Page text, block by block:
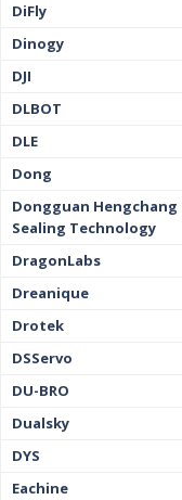
DiFly
Dinogy
DJI
DLBOT
DLE
Dong
Dongguan Hengchang
Sealing Technology
DragonLabs
Dreanique
Drotek
DSServo
DU-BRO
Dualsky
DYS
Eachine